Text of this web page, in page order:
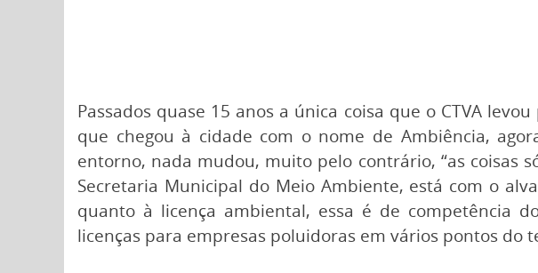
Passados quase 15 anos a única coisa que o CTVA
que chegou à cidade com o nome de Ambiência,
entorno, nada mudou, muito pelo contrário, “as coisas
Secretaria Municipal do Meio Ambiente, está com o
quanto à licença ambiental, essa é de competência
licenças para empresas poluidoras em vários pontos do